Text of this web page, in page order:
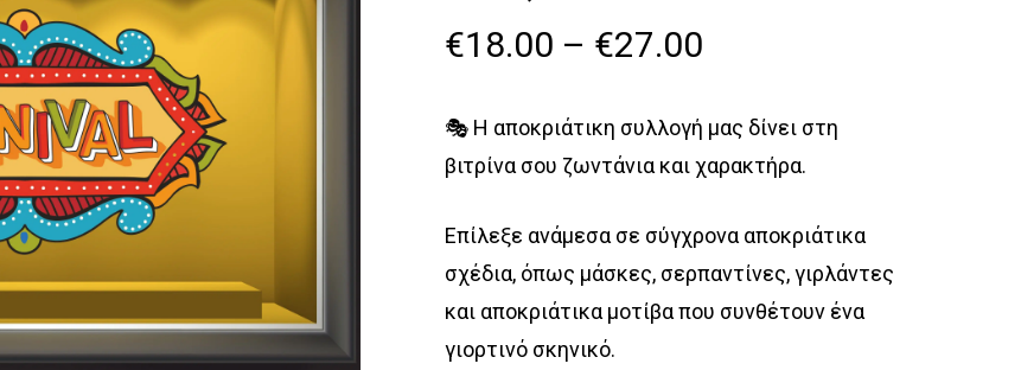
€18.00 – €27.00
€18.00
through
€27.00
🎭 Η αποκριάτικη συλλογή μας δίνει στη
βιτρίνα σου ζωντάνια και χαρακτήρα.
Επίλεξε ανάμεσα σε σύγχρονα αποκριάτικα
σχέδια, όπως μάσκες, σερπαντίνες, γιρλάντες
και αποκριάτικα μοτίβα που συνθέτουν ένα
γιορτινό σκηνικό.